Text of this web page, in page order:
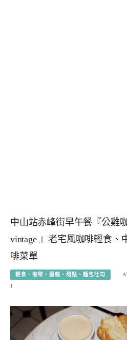
中山站赤峰街早午餐『公雞
vintage 』老宅風咖啡輕食、
啡菜單
輕食、咖啡、蛋糕、甜點、麵包吐司
1